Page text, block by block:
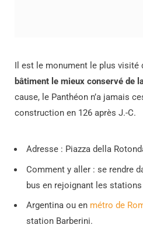
Il est le monument le plus visité
bâtiment le mieux conservé de
cause, le Panthéon n’a jamais
construction en 126 après J.-C.
Adresse : Piazza della
Comment y aller : se rendre
bus en rejoignant les
Argentina ou en métro de
station Barberini.